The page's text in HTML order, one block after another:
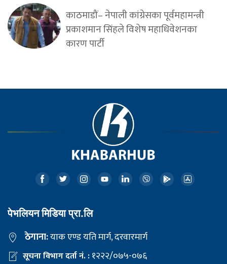
काठमाडौं– नेपाली कांग्रेसका पूर्वमहामन्त्री
प्रकाशमान सिंहले विशेष महाधिवेशनका
कारण पार्टी
पेभलियन मिडिया प्रा.लि
ठेगाना:याक एण्ड यति मार्ग, दरवारमार्ग
सूचना विभाग दर्ता नं. :१२२२/०७५-०७६